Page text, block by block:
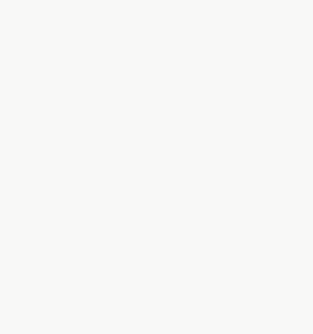
Любовь — это состояние,
Украинцы болеют отсутствием
"терпилы". Думаем, хамство
нас сыпятся от того, что
Я не знаю определения
нет. Нужно сопротивляться,
История есть история, но она
люди не пишут новые
"Кажется, что это было так давно":